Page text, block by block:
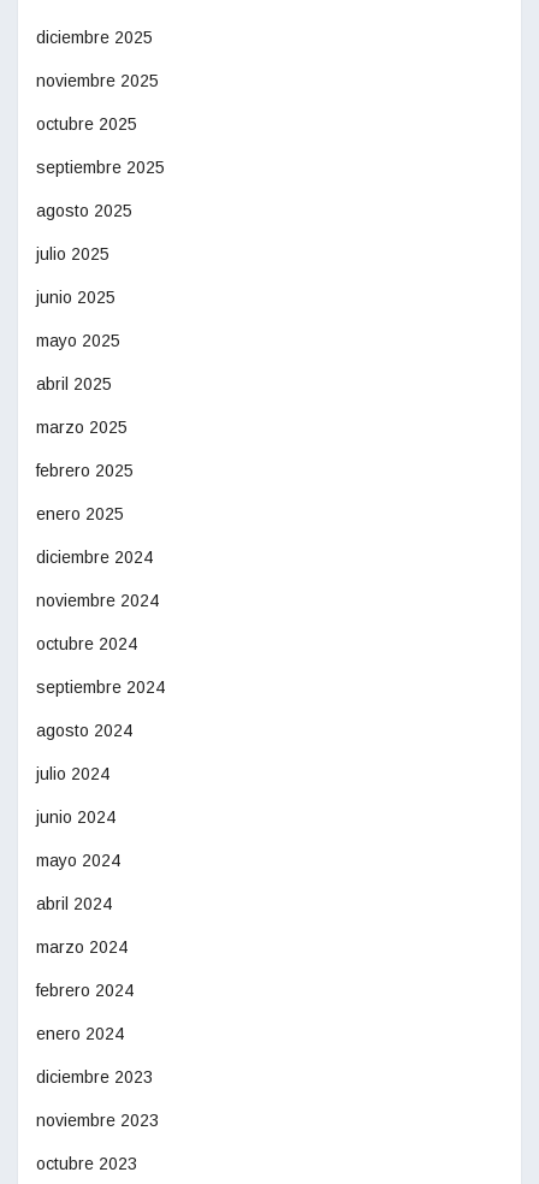
diciembre 2025
noviembre 2025
octubre 2025
septiembre 2025
agosto 2025
julio 2025
junio 2025
mayo 2025
abril 2025
marzo 2025
febrero 2025
enero 2025
diciembre 2024
noviembre 2024
octubre 2024
septiembre 2024
agosto 2024
julio 2024
junio 2024
mayo 2024
abril 2024
marzo 2024
febrero 2024
enero 2024
diciembre 2023
noviembre 2023
octubre 2023